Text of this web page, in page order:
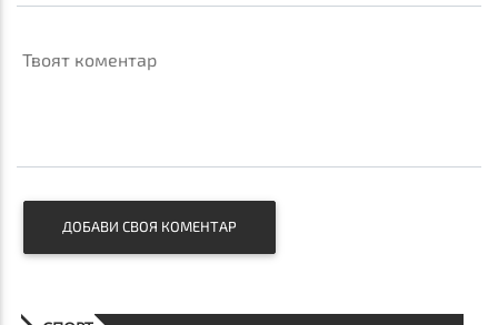
Твоят коментар
ДОБАВИ СВОЯ КОМЕНТАР